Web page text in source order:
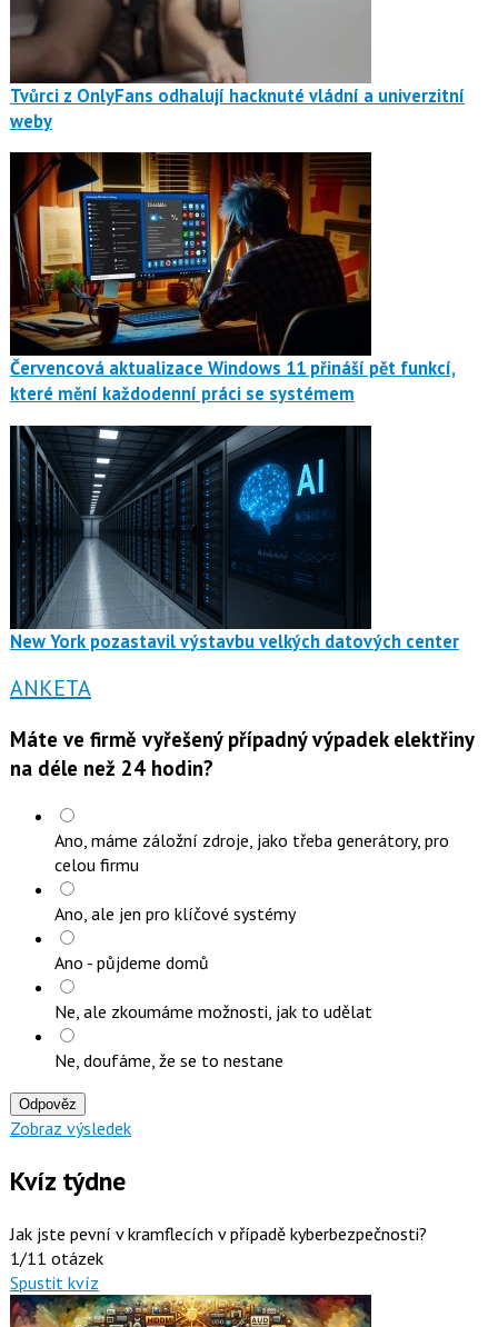
Tvůrci z OnlyFans odhalují hacknuté vládní a univerzitní
weby
Červencová aktualizace Windows 11 přináší pět funkcí,
které mění každodenní práci se systémem
New York pozastavil výstavbu velkých datových center
ANKETA
Máte ve firmě vyřešený případný výpadek elektřiny
na déle než 24 hodin?
Ano, máme záložní zdroje, jako třeba generátory, pro
celou firmu
Ano, ale jen pro klíčové systémy
Ano - půjdeme domů
Ne, ale zkoumáme možnosti, jak to udělat
Ne, doufáme, že se to nestane
Odpověz
Zobraz výsledek
Kvíz týdne
Jak jste pevní v kramflecích v případě kyberbezpečnosti?
1/11 otázek
Spustit kvíz